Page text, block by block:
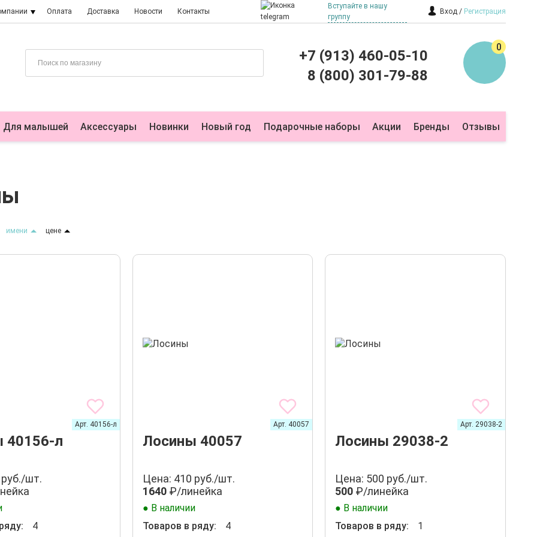
Оплата Доставка Новости Контакты
Вступайте в нашу
группу
Вход Регистрация
+7 (913) 460-05-10
8 (800) 301-79-88
0
Для малышей Аксессуары Новинки Новый год Подарочные наборы Акции Бренды Отзывы
имени цене
40156-л
Арт. 40156-л
шт.
4
Лосины 40057
Арт. 40057
Цена: 410 руб./шт.
1640₽/линейка
● В наличии
Товаров в ряду:
4
Лосины 29038-2
Арт. 29038-2
Цена: 500 руб./шт.
500 ₽/линейка
● В наличии
Товаров в ряду:
1